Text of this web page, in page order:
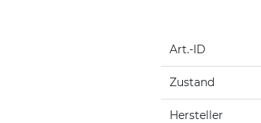
Art.-ID
Zustand
Hersteller